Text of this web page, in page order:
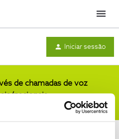
Menu
Iniciar sessão
de chamadas de voz
nacionais